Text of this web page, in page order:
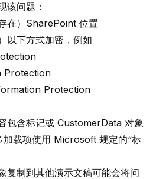
该问题：
在）SharePoint 位置
以下方式加密，例如
Protection
Protection
包含标记或 CustomerData 对象
加载项使用 Microsoft 规定的“标
复制到其他演示文稿可能会将问